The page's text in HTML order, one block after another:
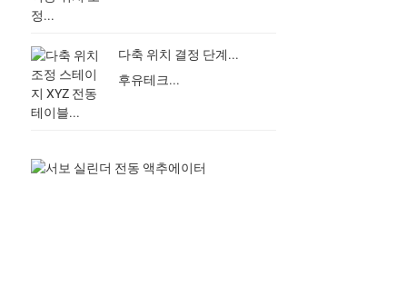
다축 위치 결정 단계...
후유테크...